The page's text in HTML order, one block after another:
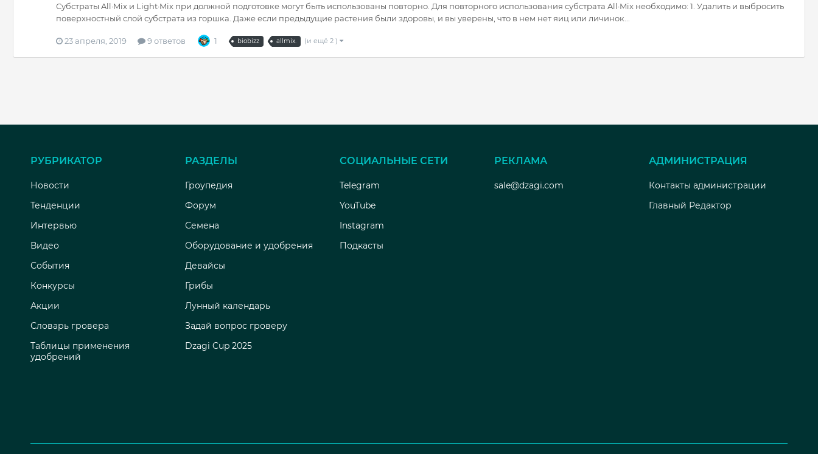
Субстраты All·Mix и Light·Mix при должной подготовке могут быть использованы повторно. Для повторного использования субстрата All·Mix необходимо: 1. Удалить и выбросить
поверхностный слой субстрата из горшка. Даже если предыдущие растения были здоровы, и вы уверены, что в нем нет яиц или личинок...
23 апреля, 2019 9 ответов 1 biobizz allmix. (и ещё 2 )
РУБРИКАТОР
Новости
Тенденции
Интервью
Видео
События
Конкурсы
Акции
Словарь гровера
Таблицы применения
удобрений
РАЗДЕЛЫ
Гроупедия
Форум
Семена
Оборудование и удобрения
Девайсы
Грибы
Лунный календарь
Задай вопрос гроверу
Dzagi Cup 2025
СОЦИАЛЬНЫЕ СЕТИ
Telegram
YouTube
Instagram
Подкасты
РЕКЛАМА
sale@dzagi.com
АДМИНИСТРАЦИЯ
Контакты администрации
Главный Редактор